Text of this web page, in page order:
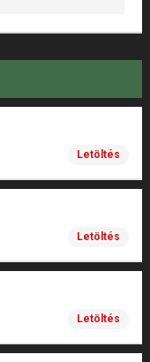
Letöltés
Letöltés
Letöltés